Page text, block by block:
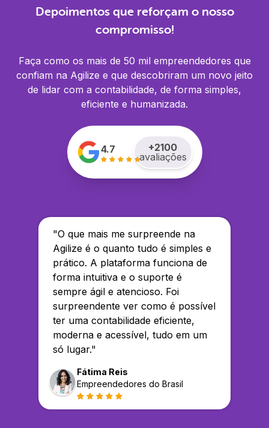
Depoimentos que reforçam o nosso
compromisso!
Faça como os mais de 50 mil empreendedores que
confiam na Agilize e que descobriram um novo jeito
de lidar com a contabilidade, de forma simples,
eficiente e humanizada.
4.7 +2100
avaliações
"O que mais me surpreende na
Agilize é o quanto tudo é simples e
prático. A plataforma funciona de
forma intuitiva e o suporte é
sempre ágil e atencioso. Foi
surpreendente ver como é possível
ter uma contabilidade eficiente,
moderna e acessível, tudo em um
só lugar."
Fátima Reis
Empreendedores do Brasil